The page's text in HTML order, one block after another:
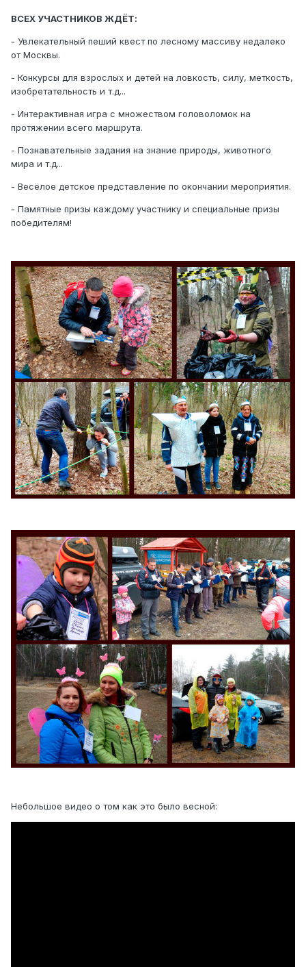
ВСЕХ УЧАСТНИКОВ ЖДЁТ:
- Увлекательный пеший квест по лесному массиву недалеко
от Москвы.
- Конкурсы для взрослых и детей на ловкость, силу, меткость,
изобретательность и т.д...
- Интерактивная игра с множеством головоломок на
протяжении всего маршрута.
- Познавательные задания на знание природы, животного
мира и т.д...
- Весёлое детское представление по окончании мероприятия.
- Памятные призы каждому участнику и специальные призы
победителям!
Небольшое видео о том как это было весной: